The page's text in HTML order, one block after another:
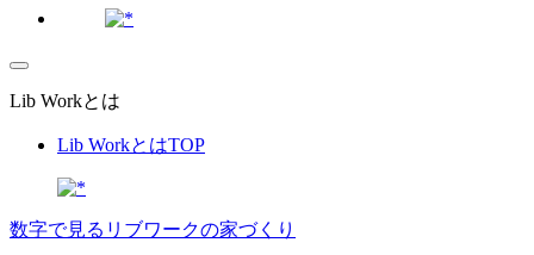
Lib Workとは
Lib WorkとはTOP
数字で⾒るリブワークの家づくり